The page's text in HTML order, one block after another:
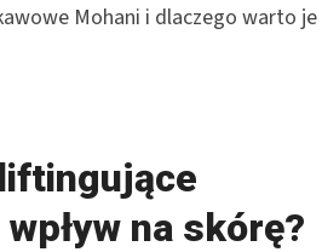
Mohani i dlaczego warto je
na skórę?